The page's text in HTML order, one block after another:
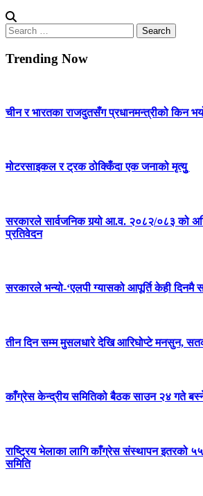
Search
for:
Trending Now
चीन र भारतका राजदुतसँग प्रधानमन्त्रीको किन
मोटरसाइकल र ट्रक ठोक्किँदा एक जनाको मृत्युु
सरकारले सार्वजनिक गर्‍यो आ.व. २०८२/०८३ को
प्रतिवेदन
सरकारले भन्यो-‘एलपी ग्यासको आपूर्ति केही दिनमै
तीन दिन सम्म मुसलधारे देखि आरिघोप्टे मनसुन,
काँग्रेस केन्द्रीय समितिको बैठक साउन २४ गते
राष्ट्रिय भेलाका लागि काँग्रेस संस्थापन इतरको
समिति